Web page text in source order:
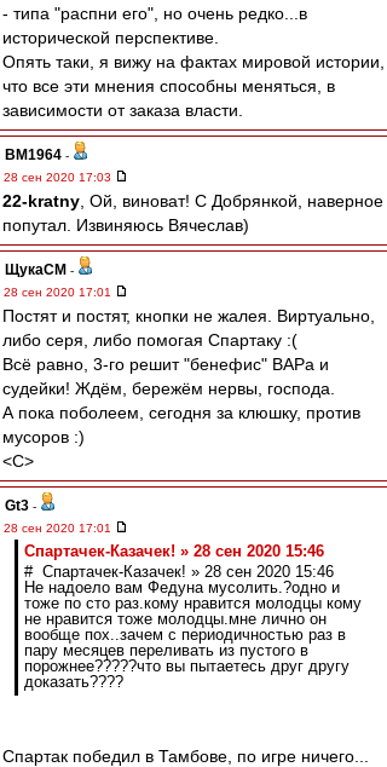
- типа "распни его", но очень редко...в
исторической перспективе.
Опять таки, я вижу на фактах мировой истории,
что все эти мнения способны меняться, в
зависимости от заказа власти.
BM1964 -
28 сен 2020 17:03
22-kratny , Ой, виноват! С Добрянкой, наверное
попутал. Извиняюсь Вячеслав)
ЩукаСМ -
28 сен 2020 17:01
Постят и постят, кнопки не жалея. Виртуально,
либо серя, либо помогая Спартаку :(
Всё равно, 3-го решит "бенефис" ВАРа и
судейки! Ждём, бережём нервы, господа.
А пока поболеем, сегодня за клюшку, против
мусоров :)
<C>
Gt3 -
28 сен 2020 17:01
Спартачек-Казачек! » 28 сен 2020 15:46
# Спартачек-Казачек! » 28 сен 2020 15:46
Не надоело вам Федуна мусолить.?одно и
тоже по сто раз.кому нравится молодцы кому
не нравится тоже молодцы.мне лично он
вообще пох..зачем с периодичностью раз в
пару месяцев переливать из пустого в
порожнее?????что вы пытаетесь друг другу
доказать????
Спартак победил в Тамбове, по игре ничего...